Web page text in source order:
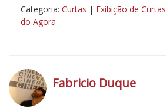
Categoria: Curtas | Exibição de Curtas
do Agora
Fabricio Duque